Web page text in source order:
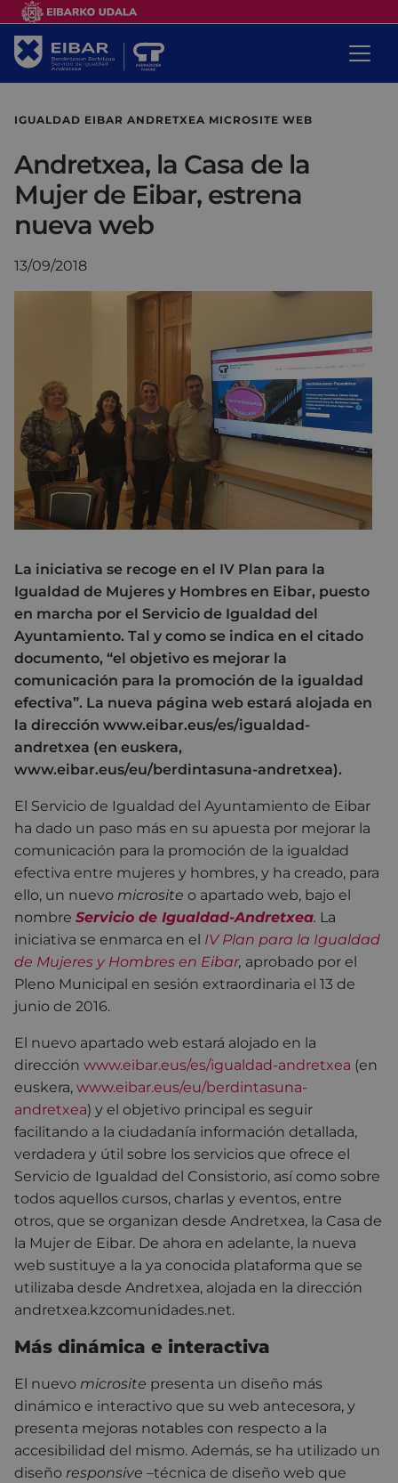
IGUALDAD EIBAR ANDRETXEA MICROSITE WEB
Andretxea, la Casa de la
Mujer de Eibar, estrena
nueva web
13/09/2018
La iniciativa se recoge en el IV Plan para la
Igualdad de Mujeres y Hombres en Eibar, puesto
en marcha por el Servicio de Igualdad del
Ayuntamiento. Tal y como se indica en el citado
documento, “el objetivo es mejorar la
comunicación para la promoción de la igualdad
efectiva”. La nueva página web estará alojada en
la dirección www.eibar.eus/es/igualdad-
andretxea (en euskera,
www.eibar.eus/eu/berdintasuna-andretxea).
El Servicio de Igualdad del Ayuntamiento de Eibar
ha dado un paso más en su apuesta por mejorar la
comunicación para la promoción de la igualdad
efectiva entre mujeres y hombres, y ha creado, para
ello, un nuevo microsite o apartado web, bajo el
nombre Servicio de Igualdad-Andretxea. La
iniciativa se enmarca en el IV Plan para la Igualdad
de Mujeres y Hombres en Eibar, aprobado por el
Pleno Municipal en sesión extraordinaria el 13 de
junio de 2016.
El nuevo apartado web estará alojado en la
dirección www.eibar.eus/es/igualdad-andretxea (en
euskera, www.eibar.eus/eu/berdintasuna-
andretxea) y el objetivo principal es seguir
facilitando a la ciudadanía información detallada,
verdadera y útil sobre los servicios que ofrece el
Servicio de Igualdad del Consistorio, así como sobre
todos aquellos cursos, charlas y eventos, entre
otros, que se organizan desde Andretxea, la Casa de
la Mujer de Eibar. De ahora en adelante, la nueva
web sustituye a la ya conocida plataforma que se
utilizaba desde Andretxea, alojada en la dirección
andretxea.kzcomunidades.net.
Más dinámica e interactiva
El nuevo microsite presenta un diseño más
dinámico e interactivo que su web antecesora, y
presenta mejoras notables con respecto a la
accesibilidad del mismo. Además, se ha utilizado un
diseño responsive –técnica de diseño web que